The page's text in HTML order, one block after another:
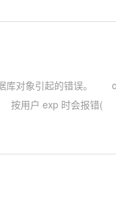
对象引起的错误。
用户 exp 时会报错(